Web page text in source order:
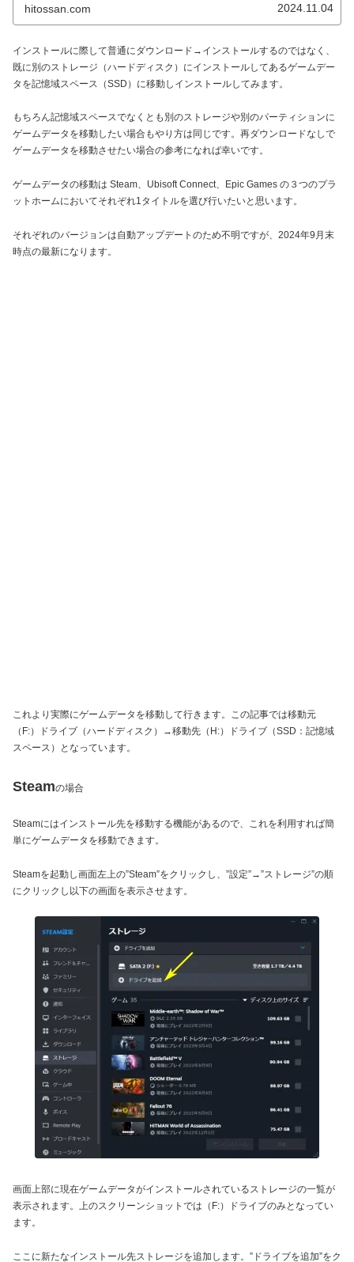
hitossan.com 2024.11.04
インストールに際して普通にダウンロード→インストールするのではなく、
既に別のストレージ（ハードディスク）にインストールしてあるゲームデー
タを記憶域スペース（SSD）に移動しインストールしてみます。
もちろん記憶域スペースでなくとも別のストレージや別のパーティションに
ゲームデータを移動したい場合もやり方は同じです。再ダウンロードなしで
ゲームデータを移動させたい場合の参考になれば幸いです。
ゲームデータの移動は Steam、Ubisoft Connect、Epic Games の３つのプラ
ットホームにおいてそれぞれ1タイトルを選び行いたいと思います。
それぞれのバージョンは自動アップデートのため不明ですが、2024年9月末
時点の最新になります。
これより実際にゲームデータを移動して行きます。この記事では移動元
（F:）ドライブ（ハードディスク）→移動先（H:）ドライブ（SSD：記憶域
スペース）となっています。
Steamの場合
Steamにはインストール先を移動する機能があるので、これを利用すれば簡
単にゲームデータを移動できます。
Steamを起動し画面左上の”Steam”をクリックし、”設定”→”ストレージ”の順
にクリックし以下の画面を表示させます。
画面上部に現在ゲームデータがインストールされているストレージの一覧が
表示されます。上のスクリーンショットでは（F:）ドライブのみとなってい
ます。
ここに新たなインストール先ストレージを追加します。”ドライブを追加”をク